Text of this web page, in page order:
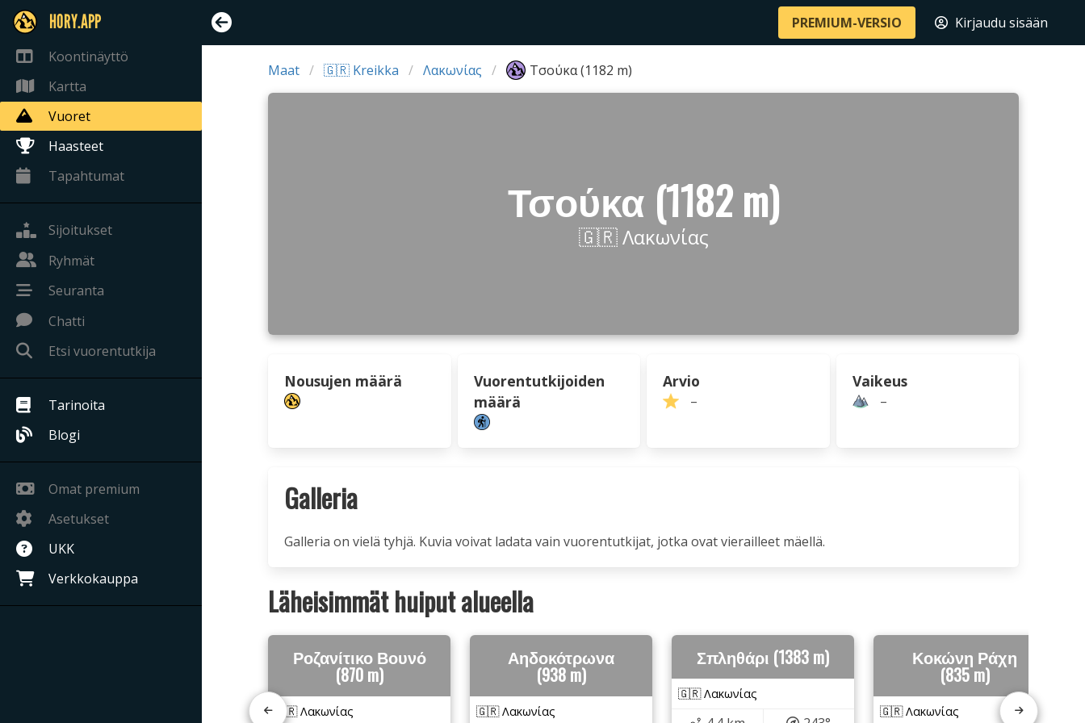
HORY.APP
Koontinäyttö
Kartta
Vuoret
Haasteet
Tapahtumat
Sijoitukset
Ryhmät
Seuranta
Chatti
Etsi vuorentutkija
Tarinoita
Blogi
Omat premium
Asetukset
UKK
Verkkokauppa
PREMIUM-VERSIO Kirjaudu sisään
Maat 🇬🇷 Kreikka Λακωνίας Τσούκα (1182 m)
Τσούκα (1182 m)
🇬🇷 Λακωνίας
Nousujen määrä
Vuorentutkijoiden
määrä
Arvio
–
Vaikeus
–
Galleria
Galleria on vielä tyhjä. Kuvia voivat ladata vain vuorentutkijat, jotka ovat vierailleet mäellä.
Läheisimmät huiput alueella
Ροζανίτικο Βουνό
(870 m)
🇬🇷 Λακωνίας
Αηδοκότρωνα
(938 m)
🇬🇷 Λακωνίας
Σπληθάρι (1383 m)
🇬🇷 Λακωνίας
Κοκώνη Ράχη
(835 m)
🇬🇷 Λακωνίας